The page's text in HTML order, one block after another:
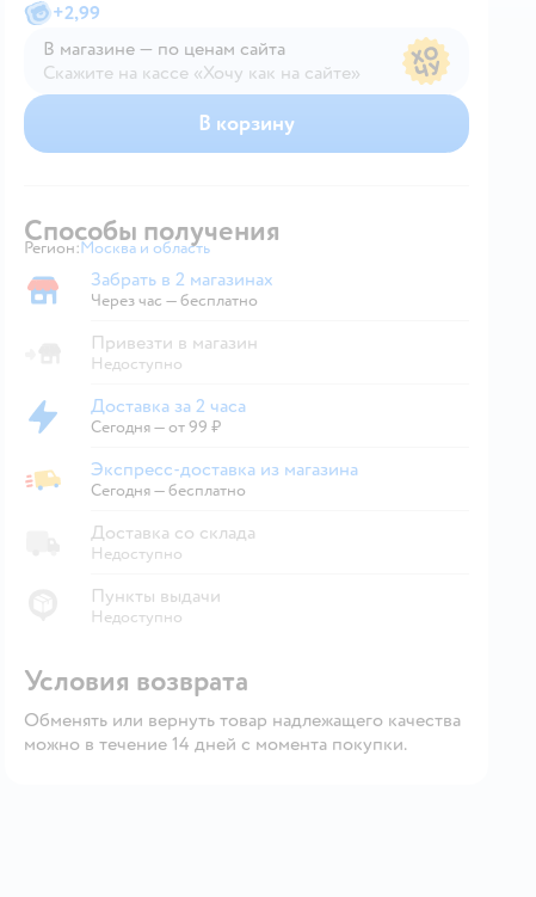
+2,99
В магазине — по ценам сайта
Скажите на кассе «Хочу как на сайте»
В магазине — по ценам сайта
В корзину
Способы получения
Регион: Выбор адреса доставки.
Москва и область
Забрать в магазине
Забрать в 2 магазинах
Через час — бесплатно
Привезти в магазин
Недоступно
Доставка за 2 часа
Доставка за 2 часа
Сегодня—от 99 ₽
Экспресс-доставка из магазина
Экспресс-доставка из магазина
Сегодня—бесплатно
Доставка со склада
Недоступно
Пункты выдачи
Недоступно
Условия возврата
Обменять или вернуть товар надлежащего качества
можно в течение 14 дней с момента покупки.